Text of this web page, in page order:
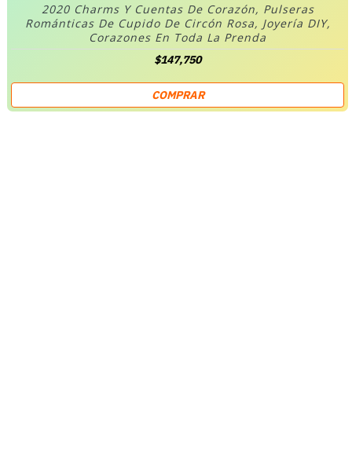
2020 Charms Y Cuentas De Corazón, Pulseras
Románticas De Cupido De Circón Rosa, Joyería DIY,
Corazones En Toda La Prenda
$147,750
COMPRAR